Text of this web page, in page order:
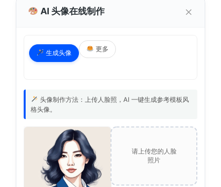
AI 头像在线制作 ×
生成头像
更多
头像制作方法：上传人脸照，AI 一键生成参考模板风
格头像。
请上传您的人脸
照片